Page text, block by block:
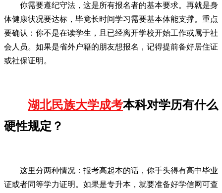
你需要遵纪守法，这是所有报名者的基本要求。再就是身
体健康状况要达标，毕竟长时间学习需要基本体能支撑。重点
要确认：你不是在读学生，且已经离开学校开始工作或属于社
会人员。如果是省外户籍的朋友想报名，记得提前备好居住证
或社保证明。
湖北民族大学成考本科对学历有什么
硬性规定？
这里分两种情况：报考高起本的话，你手头得有高中毕业
证或者同等学力证明。如果是专升本，就要准备好学信网可查